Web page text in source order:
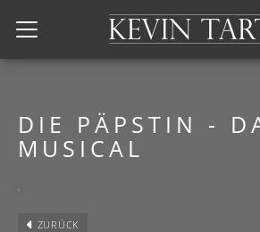
Kevin Tarte
DIE PÄPSTIN -
MUSICAL
ZURÜCK